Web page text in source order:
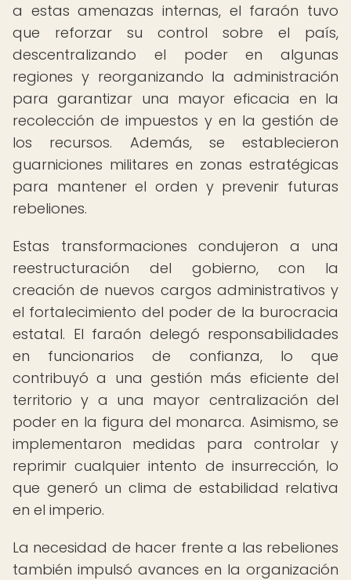
a estas amenazas internas, el faraón tuvo
que reforzar su control sobre el país,
descentralizando el poder en algunas
regiones y reorganizando la administración
para garantizar una mayor eficacia en la
recolección de impuestos y en la gestión de
los recursos. Además, se establecieron
guarniciones militares en zonas estratégicas
para mantener el orden y prevenir futuras
rebeliones.
Estas transformaciones condujeron a una
reestructuración del gobierno, con la
creación de nuevos cargos administrativos y
el fortalecimiento del poder de la burocracia
estatal. El faraón delegó responsabilidades
en funcionarios de confianza, lo que
contribuyó a una gestión más eficiente del
territorio y a una mayor centralización del
poder en la figura del monarca. Asimismo, se
implementaron medidas para controlar y
reprimir cualquier intento de insurrección, lo
que generó un clima de estabilidad relativa
en el imperio.
La necesidad de hacer frente a las rebeliones
también impulsó avances en la organización